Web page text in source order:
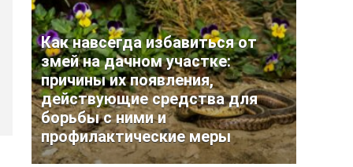
Как навсегда избавиться от
змей на дачном участке:
причины их появления,
действующие средства для
борьбы с ними и
профилактические меры